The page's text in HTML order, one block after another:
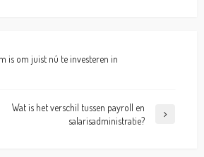
is om juist nú te investeren in
Wat is het verschil tussen payroll en
salarisadministratie?